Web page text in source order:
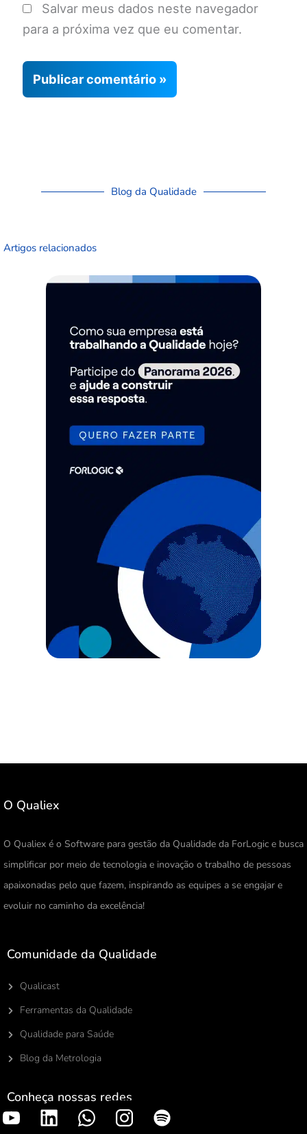
Salvar meus dados neste navegador
para a próxima vez que eu comentar.
Blog da Qualidade
Artigos relacionados
O Qualiex
O Qualiex é o Software para gestão da Qualidade da ForLogic e busca
simplificar por meio de tecnologia e inovação o trabalho de pessoas
apaixonadas pelo que fazem, inspirando as equipes a se engajar e
evoluir no caminho da excelência!
Comunidade da Qualidade
Qualicast
Ferramentas da Qualidade
Qualidade para Saúde
Blog da Metrologia
Conheça nossas redes
S